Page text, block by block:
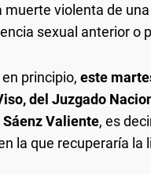
violenta de
sexual anterior o
principio, este
del Juzgado
Valiente, es
la que recuperaría la